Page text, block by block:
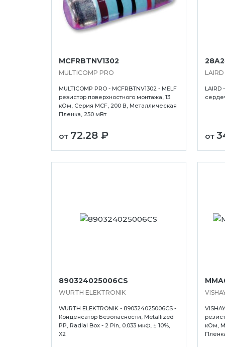
MCFRBTNV1302
MULTICOMP PRO
MULTICOMP PRO - MCFRBTNV1302 - MELF
резистор поверхностного монтажа, 13
кОм, Серия MCF, 200 В, Металлическая
Пленка, 250 мВт
от 72.28 ₽
LAIRD
LAIRD
от
890324025006CS
WURTH ELEKTRONIK
WURTH ELEKTRONIK - 890324025006CS -
Конденсатор Безопасности, Metallized
PP, Radial Box - 2 Pin, 0.033 мкФ, ± 10%,
X2
кОм,